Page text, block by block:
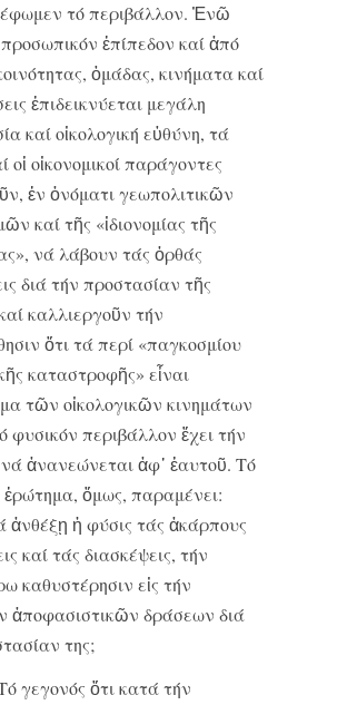
τό περιβάλλον. Ἐνῶ
ἐπίπεδον καί ἀπό
ὁμάδας, κινήματα καί
ἐπιδεικνύεται μεγάλη
καί οἰκολογική εὐθύνη, τά
οἱ οἰκονομικοί παράγοντες
ἐν ὀνόματι γεωπολιτικῶν
καί τῆς «ἰδιονομίας τῆς
νά λάβουν τάς ὀρθάς
διά τήν προστασίαν τῆς
καλλιεργοῦν τήν
ὅτι τά περί «παγκοσμίου
καταστροφῆς» εἶναι
τῶν οἰκολογικῶν κινημάτων
φυσικόν περιβάλλον ἔχει τήν
ἀνανεώνεται ἀφ᾿ ἑαυτοῦ. Τό
ἐρώτημα, ὅμως, παραμένει:
ἀνθέξῃ ἡ φύσις τάς ἀκάρπους
καί τάς διασκέψεις, τήν
καθυστέρησιν εἰς τήν
ἀποφασιστικῶν δράσεων διά
της;
ὅτι κατά τήν